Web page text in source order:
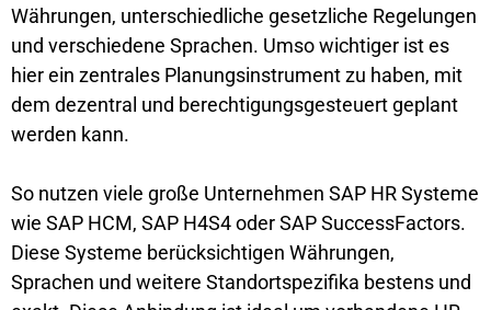
Währungen, unterschiedliche gesetzliche Regelungen
und verschiedene Sprachen. Umso wichtiger ist es
hier ein zentrales Planungsinstrument zu haben, mit
dem dezentral und berechtigungsgesteuert geplant
werden kann.
So nutzen viele große Unternehmen SAP HR Systeme
wie SAP HCM, SAP H4S4 oder SAP SuccessFactors.
Diese Systeme berücksichtigen Währungen,
Sprachen und weitere Standortspezifika bestens und